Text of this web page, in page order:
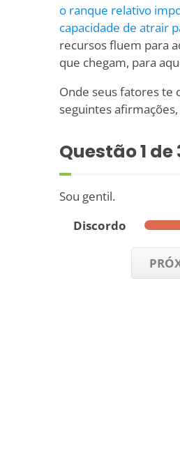
o ranque relativo
capacidade de atrair
recursos fluem para
que chegam, para
Onde seus fatores te
seguintes
Questão1 de
Sou gentil.
Discordo